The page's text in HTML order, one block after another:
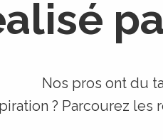
Nos pros ont du
? Parcourez